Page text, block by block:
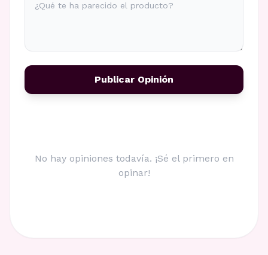
Publicar Opinión
No hay opiniones todavía. ¡Sé el primero en
opinar!